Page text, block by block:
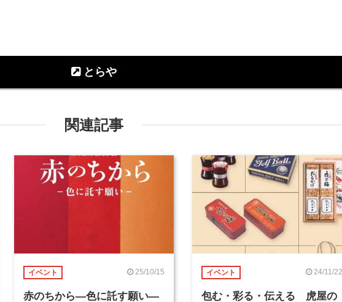
とらや
関連記事
イベント 25/10/15
赤のちから―色に託す願い―
イベント 24/11/22
包む・彩る・伝える 虎屋の